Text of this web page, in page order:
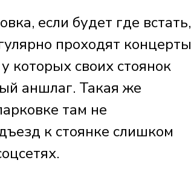
если будет где встать,
проходят концерты
которых своих стоянок
аншлаг. Такая же
там не
к стоянке слишком